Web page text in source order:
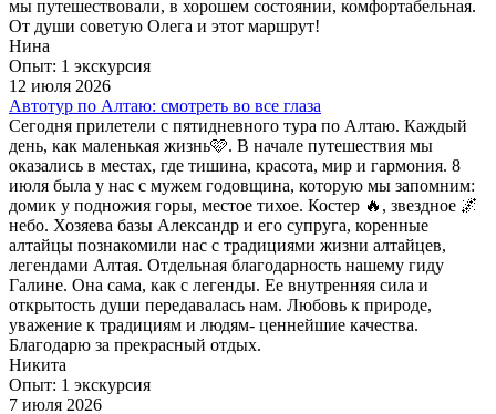
мы путешествовали, в хорошем состоянии, комфортабельная.
От души советую Олега и этот маршрут!
Нина
Опыт: 1 экскурсия
12 июля 2026
Автотур по Алтаю: смотреть во все глаза
Сегодня прилетели с пятидневного тура по Алтаю. Каждый
день, как маленькая жизнь🩷. В начале путешествия мы
оказались в местах, где тишина, красота, мир и гармония. 8
июля была у нас с мужем годовщина, которую мы запомним:
домик у подножия горы, местое тихое. Костер 🔥, звездное 🌌
небо. Хозяева базы Александр и его супруга, коренные
алтайцы познакомили нас с традициями жизни алтайцев,
легендами Алтая. Отдельная благодарность нашему гиду
Галине. Она сама, как с легенды. Ее внутренняя сила и
открытость души передавалась нам. Любовь к природе,
уважение к традициям и людям- ценнейшие качества.
Благодарю за прекрасный отдых.
Никита
Опыт: 1 экскурсия
7 июля 2026